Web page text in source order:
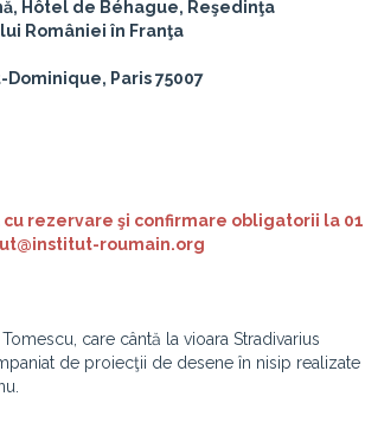
Hôtel de Béhague, Reşedinţa
României în Franţa
Dominique, Paris 75007
cu rezervare şi confirmare obligatorii la 01
roumain.org
care cântă la vioara Stradivarius
de proiecţii de desene în nisip realizate